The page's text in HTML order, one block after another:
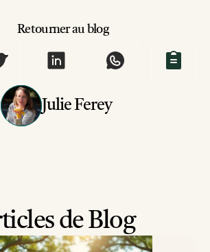
Retourner au blog
Julie Ferey
de Blog